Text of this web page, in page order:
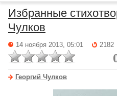
Избранные
Чулков
14 ноября 2013, 05:01 2182
Георгий Чулков